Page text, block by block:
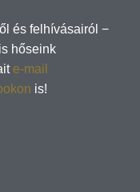
és felhívásairól −
hőseink
e-mail
is!